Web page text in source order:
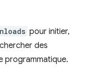
pour initier,
des
programmatique.